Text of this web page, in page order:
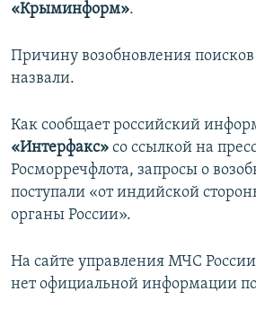
«Крыминформ».
Причину возобновления
назвали.
Как сообщает российский
«Интерфакс» со ссылкой на
Росморречфлота, запросы о
поступали «от индийской
органы России».
На сайте управления МЧС
нет официальной информации по